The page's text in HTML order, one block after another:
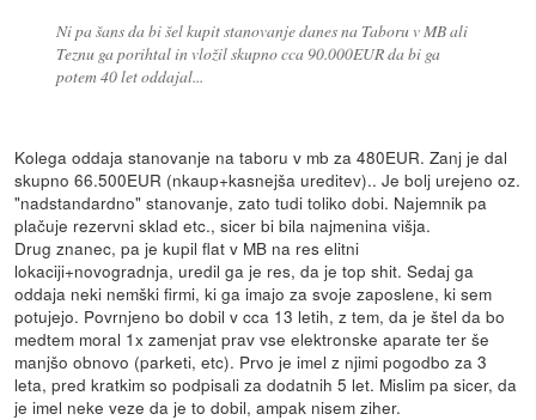
Ni pa šans da bi šel kupit stanovanje danes na Taboru v MB ali
Teznu ga porihtal in vložil skupno cca 90.000EUR da bi ga
potem 40 let oddajal...
Kolega oddaja stanovanje na taboru v mb za 480EUR. Zanj je dal
skupno 66.500EUR (nkaup+kasnejša ureditev).. Je bolj urejeno oz.
"nadstandardno" stanovanje, zato tudi toliko dobi. Najemnik pa
plačuje rezervni sklad etc., sicer bi bila najmenina višja.
Drug znanec, pa je kupil flat v MB na res elitni
lokaciji+novogradnja, uredil ga je res, da je top shit. Sedaj ga
oddaja neki nemški firmi, ki ga imajo za svoje zaposlene, ki sem
potujejo. Povrnjeno bo dobil v cca 13 letih, z tem, da je štel da bo
medtem moral 1x zamenjat prav vse elektronske aparate ter še
manjšo obnovo (parketi, etc). Prvo je imel z njimi pogodbo za 3
leta, pred kratkim so podpisali za dodatnih 5 let. Mislim pa sicer, da
je imel neke veze da je to dobil, ampak nisem ziher.